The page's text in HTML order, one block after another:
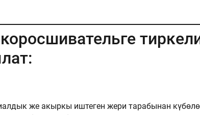
же акыркы иштеген жери тарабынан